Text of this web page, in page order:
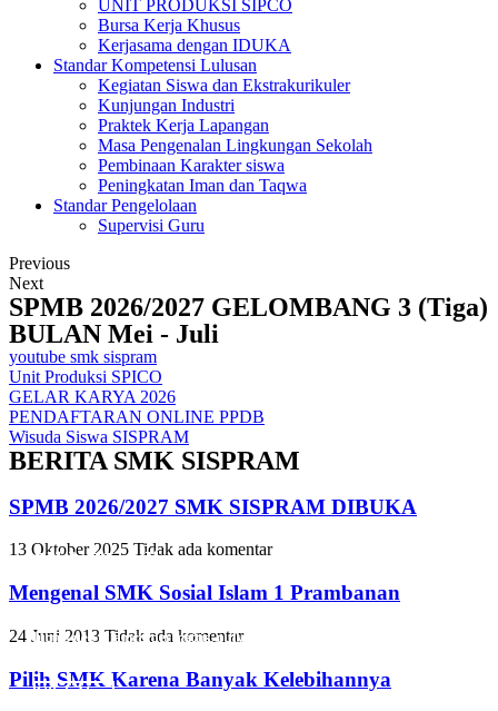
UNIT PRODUKSI SIPCO
Bursa Kerja Khusus
Kerjasama dengan IDUKA
Standar Kompetensi Lulusan
Kegiatan Siswa dan Ekstrakurikuler
Kunjungan Industri
Praktek Kerja Lapangan
Masa Pengenalan Lingkungan Sekolah
Pembinaan Karakter siswa
Peningkatan Iman dan Taqwa
Standar Pengelolaan
Supervisi Guru
Slide Heading
luctus nec ullamcorper mattis, pulvinar dapibus leo.
Click Here
Slide Heading
luctus nec ullamcorper mattis, pulvinar dapibus leo.
Click Here
Slide Heading
luctus nec ullamcorper mattis, pulvinar dapibus leo.
Click Here
Previous
Next
SPMB 2026/2027 GELOMBANG 3 (Tiga)
BULAN Mei - Juli
youtube smk sispram
Unit Produksi SPICO
GELAR KARYA 2026
PENDAFTARAN ONLINE PPDB
Wisuda Siswa SISPRAM
BERITA SMK SISPRAM
SPMB 2026/2027 SMK SISPRAM DIBUKA
13 Oktober 2025 Tidak ada komentar
Mengenal SMK Sosial Islam 1 Prambanan
24 Juni 2013 Tidak ada komentar
Pilih SMK Karena Banyak Kelebihannya